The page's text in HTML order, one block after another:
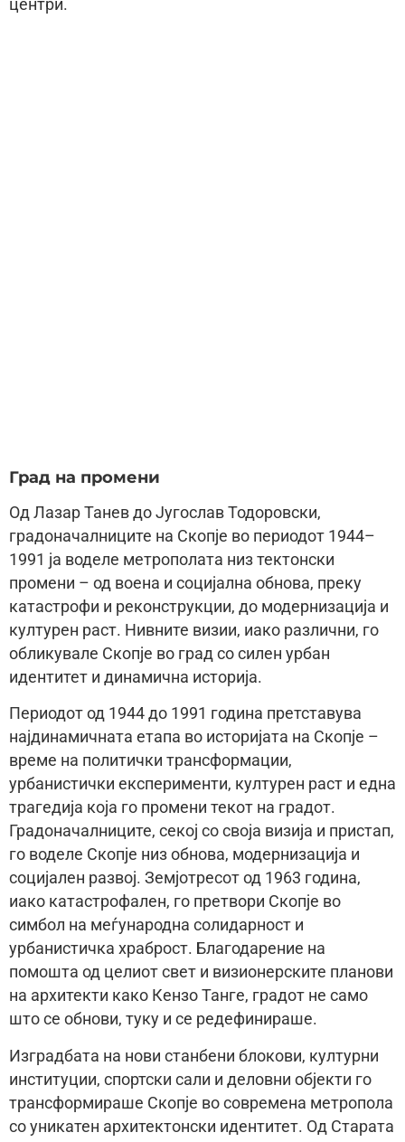
центри.
Град на промени
Од Лазар Танев до Југослав Тодоровски,
градоначалниците на Скопје во периодот 1944–
1991 ја воделе метрополата низ тектонски
промени – од воена и социјална обнова, преку
катастрофи и реконструкции, до модернизација и
културен раст. Нивните визии, иако различни, го
обликувале Скопје во град со силен урбан
идентитет и динамична историја.
Периодот од 1944 до 1991 година претставува
најдинамичната етапа во историјата на Скопје –
време на политички трансформации,
урбанистички експерименти, културен раст и една
трагедија која го промени текот на градот.
Градоначалниците, секој со своја визија и пристап,
го воделе Скопје низ обнова, модернизација и
социјален развој. Земјотресот од 1963 година,
иако катастрофален, го претвори Скопје во
симбол на меѓународна солидарност и
урбанистичка храброст. Благодарение на
помошта од целиот свет и визионерските планови
на архитекти како Кензо Танге, градот не само
што се обнови, туку и се редефинираше.
Изградбата на нови станбени блокови, културни
институции, спортски сали и деловни објекти го
трансформираше Скопје во современа метропола
со уникатен архитектонски идентитет. Од Старата